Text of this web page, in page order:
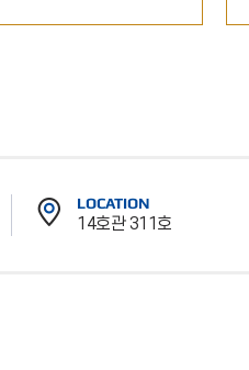
LOCATION
14호관 311호